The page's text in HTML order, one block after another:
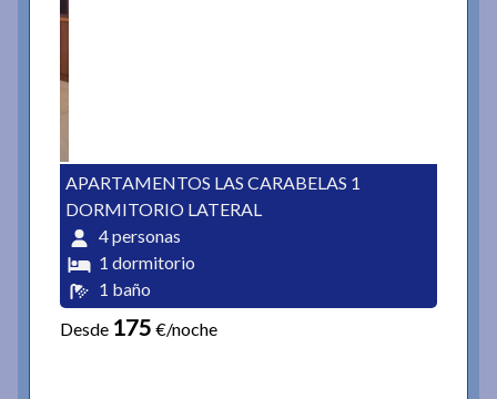
APARTAMENTOS LAS CARABELAS 1
DORMITORIO LATERAL
4 personas
1 dormitorio
1 baño
Desde 175 €/noche